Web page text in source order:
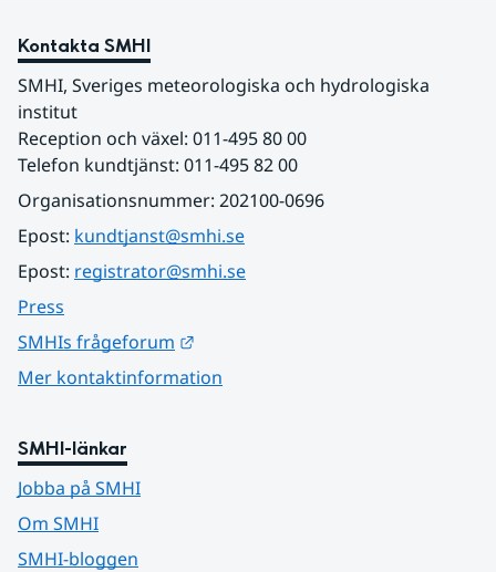
Kontakta SMHI
SMHI, Sveriges meteorologiska och hydrologiska
institut
Reception och växel: 011-495 80 00
Telefon kundtjänst: 011-495 82 00
Organisationsnummer: 202100-0696
Epost: kundtjanst@smhi.se
Epost: registrator@smhi.se
Press
SMHIs frågeforum
Mer kontaktinformation
SMHI-länkar
Jobba på SMHI
Om SMHI
SMHI-bloggen